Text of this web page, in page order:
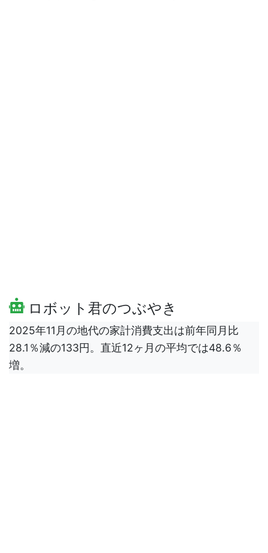
ロボット君のつぶやき
2025年11月の地代の家計消費支出は前年同月比
28.1％減の133円。直近12ヶ月の平均では48.6％
増。